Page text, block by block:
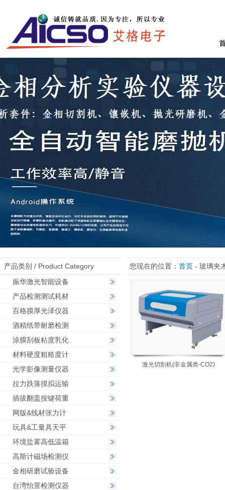
产品类别 / Product Category
振华激光智能设备
产品检测测试耗材
百格膜厚光泽仪器
酒精纸带耐磨检测
涂膜刮板粘度乳化
材料硬度粗糙度计
光学影像测量仪器
拉力跌落摸拟运输
插拔翻盖按键荷重
网版&线材张力计
玩具&工量具天平
环境盐雾高低温箱
高斯计磁场检测仪
金相研磨试验设备
台湾怡景检测仪器
您现在的位置： 首页 - 玻璃夹
激光切割机(非金属类-CO2)